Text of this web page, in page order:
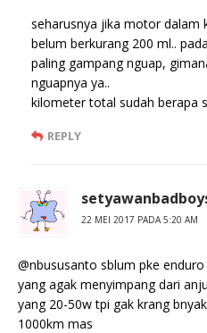
seharusnya jika motor dalam
belum berkurang 200 ml..
paling gampang nguap,
nguapnya ya..
kilometer total sudah berapa
REPLY
22 MEI 2017 PADA 5:20 AM
@nbususanto sblum pke
yang agak menyimpang dari
yang 20-50w tpi gak krang
1000km mas